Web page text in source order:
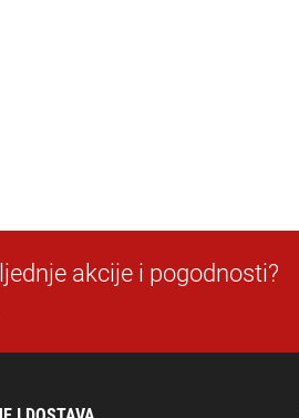
akcije i pogodnosti?